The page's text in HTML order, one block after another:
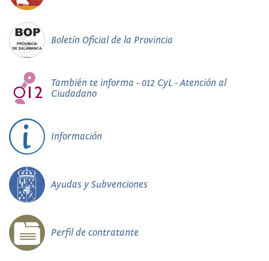
Boletín Oficial de la Provincia
También te informa - 012 CyL - Atención al
Ciudadano
Información
Ayudas y Subvenciones
Perfil de contratante